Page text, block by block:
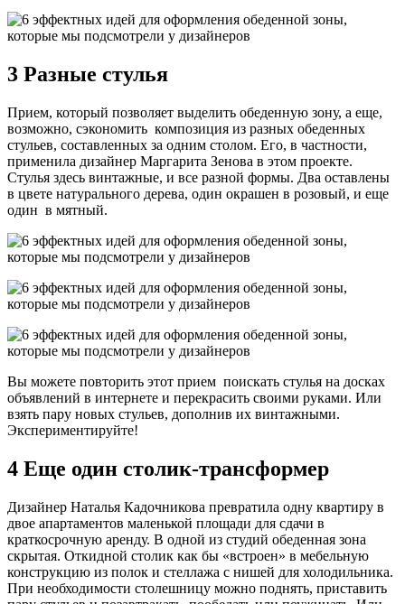
3 Разные стулья
Прием, который позволяет выделить обеденную зону, а еще,
возможно, сэкономить композиция из разных обеденных
стульев, составленных за одним столом. Его, в частности,
применила дизайнер Маргарита Зенова в этом проекте.
Стулья здесь винтажные, и все разной формы. Два оставлены
в цвете натурального дерева, один окрашен в розовый, и еще
один в мятный.
Вы можете повторить этот прием поискать стулья на досках
объявлений в интернете и перекрасить своими руками. Или
взять пару новых стульев, дополнив их винтажными.
Экспериментируйте!
4 Еще один столик-трансформер
Дизайнер Наталья Кадочникова превратила одну квартиру в
двое апартаментов маленькой площади для сдачи в
краткосрочную аренду. В одной из студий обеденная зона
скрытая. Откидной столик как бы «встроен» в мебельную
конструкцию из полок и стеллажа с нишей для холодильника.
При необходимости столешницу можно поднять, приставить